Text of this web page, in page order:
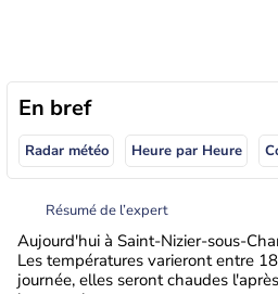
En bref
Radar météo Heure par Heure
Résumé de l’expert
Aujourd'hui à Saint-Nizier-sous-
Les températures varieront entre
journée, elles seront chaudes